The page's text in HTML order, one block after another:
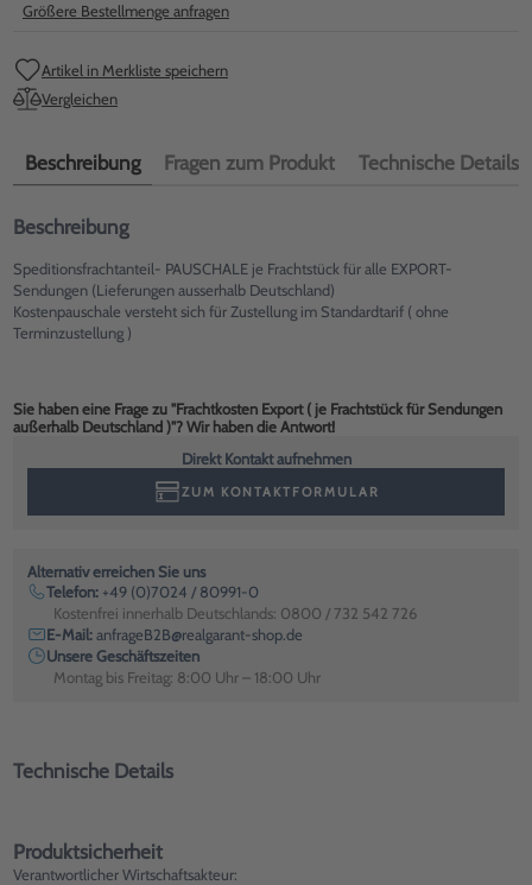
Größere Bestellmenge anfragen
Artikel in Merkliste speichern
Vergleichen
Beschreibung Fragen zum Produkt Technische Details
Beschreibung
Speditionsfrachtanteil- PAUSCHALE je Frachtstück für alle EXPORT-
Sendungen (Lieferungen ausserhalb Deutschland)
Kostenpauschale versteht sich für Zustellung im Standardtarif ( ohne
Terminzustellung )
Sie haben eine Frage zu "Frachtkosten Export ( je Frachtstück für Sendungen
außerhalb Deutschland )"? Wir haben die Antwort!
Direkt Kontakt aufnehmen
ZUM KONTAKTFORMULAR
Alternativ erreichen Sie uns
Telefon: +49 (0)7024 / 80991-0
Kostenfrei innerhalb Deutschlands: 0800 / 732 542 726
E-Mail:anfrageB2B@realgarant-shop.de
Unsere Geschäftszeiten
Montag bis Freitag: 8:00 Uhr – 18:00 Uhr
Technische Details
Produktsicherheit
Verantwortlicher Wirtschaftsakteur: